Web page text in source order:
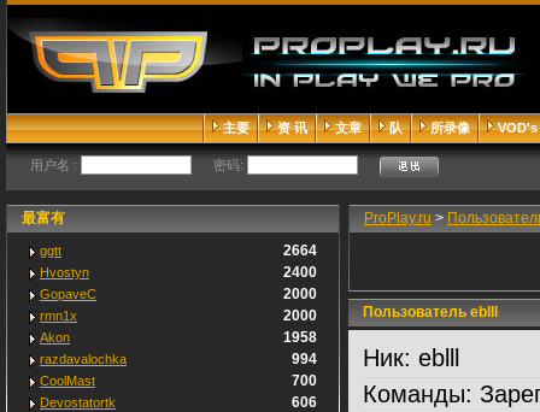
主要 资 讯 文章 队 所录像 VOD's
用户名 : 密码:
最富有
ggtt 2664
Hvostyn 2400
GopaveC 2000
rmn1x 2000
Akon 1958
razdavalochka 994
CoolMast 700
Devostatortk 606
ProPlay.ru >
Пользователь eblll
Ник: eblll
Команды: